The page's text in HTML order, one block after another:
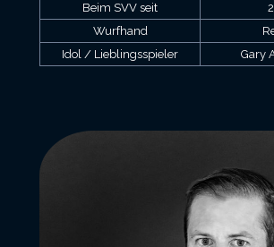
Beim SVV seit
Wurfhand
Idol / Lieblingsspieler
Gary